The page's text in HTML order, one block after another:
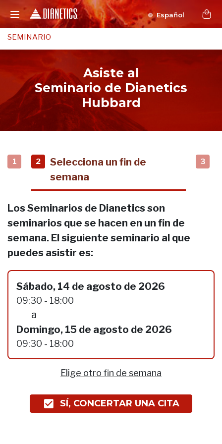
Español
SEMINARIO
Asiste al
Seminario de Dianetics
Hubbard
1 2
Selecciona un fin de
semana
3
Los Seminarios de Dianetics son
seminarios que se hacen en un fin de
semana. El siguiente seminario al que
puedes asistir es:
Sábado, 14 de agosto de 2026
09:30 - 18:00
a
Domingo, 15 de agosto de 2026
09:30 - 18:00
Elige otro fin de semana
SÍ, CONCERTAR UNA CITA